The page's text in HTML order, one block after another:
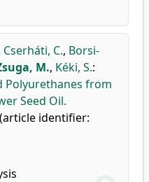
Cserháti, C., Borsi-
M., Kéki, S.:
Polyurethanes from
Seed Oil.
identifier: